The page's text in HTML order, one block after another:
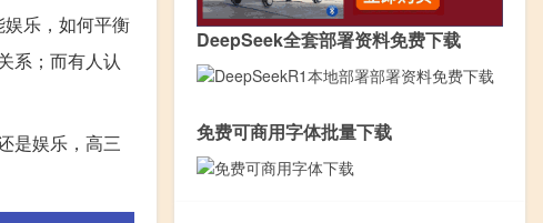
乐，如何平衡
系；而有人认
是娱乐，高三
DeepSeek全套部署资料免费下载
免费可商用字体批量下载